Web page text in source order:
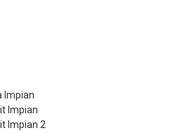
Impian
Impian
Impian 2